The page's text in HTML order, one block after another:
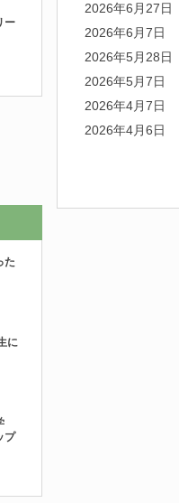
2026年6月27日
2026年6月7日
2026年5月28日
2026年5月7日
2026年4月7日
2026年4月6日
ー
た
に
プ